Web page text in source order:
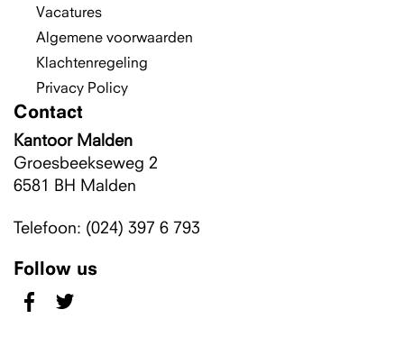
Vacatures
Algemene voorwaarden
Klachtenregeling
Privacy Policy
Contact
Kantoor Malden
Groesbeekseweg 2
6581 BH Malden
Telefoon: (024) 397 6 793
Follow us